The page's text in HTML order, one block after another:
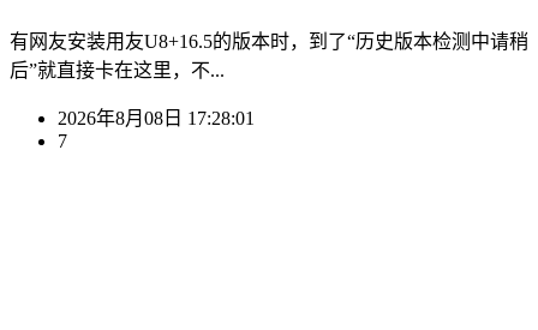
有网友安装用友U8+16.5的版本时，到了“历史版本检测中请稍
后”就直接卡在这里，不...
2026年8月08日 17:28:01
7